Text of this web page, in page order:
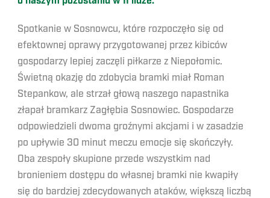
Spotkanie w Sosnowcu, które rozpoczęło się od
efektownej oprawy przygotowanej przez kibiców
gospodarzy lepiej zaczęli piłkarze z Niepołomic.
Świetną okazję do zdobycia bramki miał Roman
Stepankow, ale strzał głową naszego napastnika
złapał bramkarz Zagłębia Sosnowiec. Gospodarze
odpowiedzieli dwoma groźnymi akcjami i w zasadzie
po upływie 30 minut meczu emocje się skończyły.
Oba zespoły skupione przede wszystkim nad
bronieniem dostępu do własnej bramki nie kwapiły
się do bardziej zdecydowanych ataków, większą liczbą